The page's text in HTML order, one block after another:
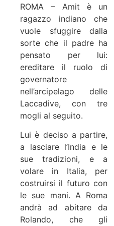
ROMA – Amit è un
ragazzo indiano che
vuole sfuggire dalla
sorte che il padre ha
pensato per lui:
ereditare il ruolo di
governatore
nell’arcipelago delle
Laccadive, con tre
mogli al seguito.
Lui è deciso a partire,
a lasciare l’India e le
sue tradizioni, e a
volare in Italia, per
costruirsi il futuro con
le sue mani. A Roma
andrà ad abitare da
Rolando, che gli